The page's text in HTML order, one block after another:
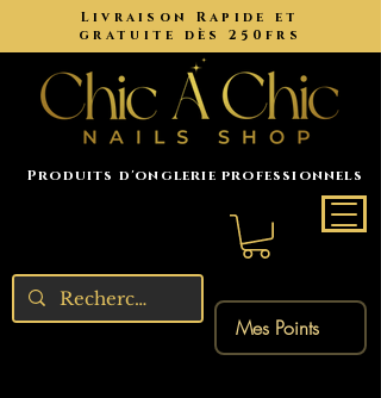
Livraison Rapide et
gratuite dès 250frs
Produits d'onglerie professionnels
Mes Points